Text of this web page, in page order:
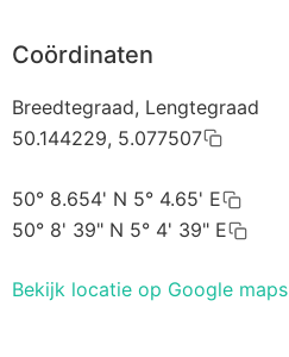
Coördinaten
Breedtegraad, Lengtegraad
50.144229, 5.077507
50° 8.654' N 5° 4.65' E
50° 8' 39" N 5° 4' 39" E
Bekijk locatie op Google maps